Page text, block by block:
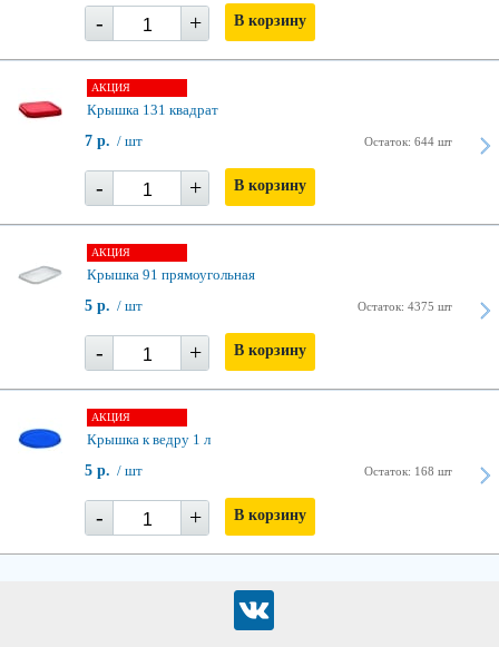
- + В корзину
АКЦИЯ
Крышка 131 квадрат
Остаток: 644 шт
7 р. / шт
- + В корзину
АКЦИЯ
Крышка 91 прямоугольная
Остаток: 4375 шт
5 р. / шт
- + В корзину
АКЦИЯ
Крышка к ведру 1 л
Остаток: 168 шт
5 р. / шт
- + В корзину